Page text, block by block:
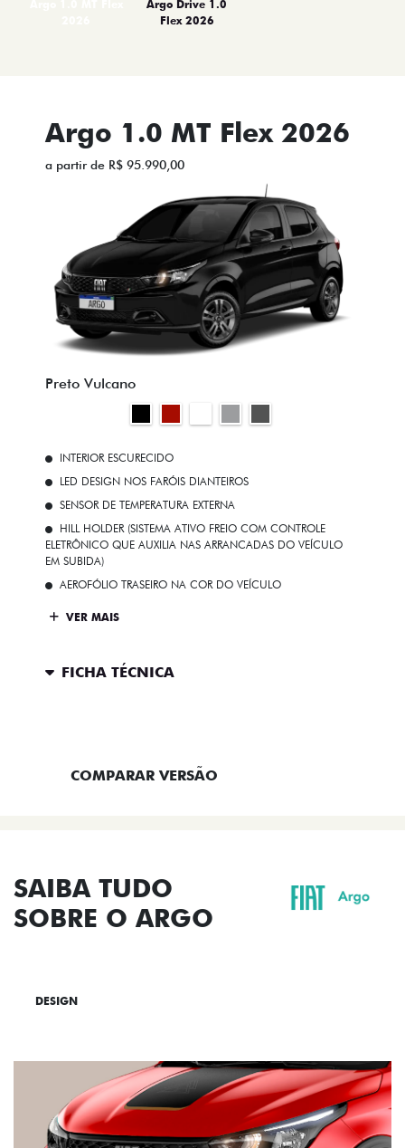
Argo Drive 1.0
Flex 2026
Argo 1.0 MT Flex 2026
a partir de R$ 95.990,00
Preto Vulcano
INTERIOR ESCURECIDO
LED DESIGN NOS FARÓIS DIANTEIROS
SENSOR DE TEMPERATURA EXTERNA
HILL HOLDER (SISTEMA ATIVO FREIO COM CONTROLE
ELETRÔNICO QUE AUXILIA NAS ARRANCADAS DO VEÍCULO
EM SUBIDA)
AEROFÓLIO TRASEIRO NA COR DO VEÍCULO
VER MAIS
FICHA TÉCNICA
COMPARAR VERSÃO
SAIBA TUDO
SOBRE O ARGO
DESIGN